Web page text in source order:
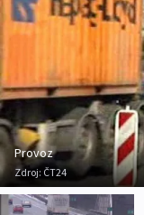
Provoz
Zdroj: ČT24